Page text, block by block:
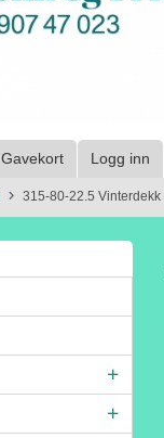
Gavekort Logg inn
315-80-22.5 Vinterdekk